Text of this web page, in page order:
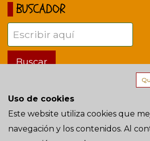
BUSCADOR
Términos de uso
AÑO 15 - Domingo, 9 de Agosto de 2026 a
Uso de cookies
Este website utiliza cookies que
navegación y los contenidos. Al